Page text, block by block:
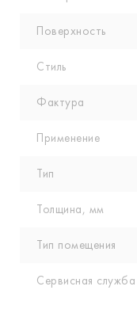
Поверхность
Стиль
Фактура
Применение
Тип
Толщина, мм
Тип помещения
Сервисная служба